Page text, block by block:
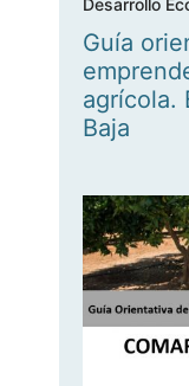
Desarrollo
Guía
agrícola.
Baja